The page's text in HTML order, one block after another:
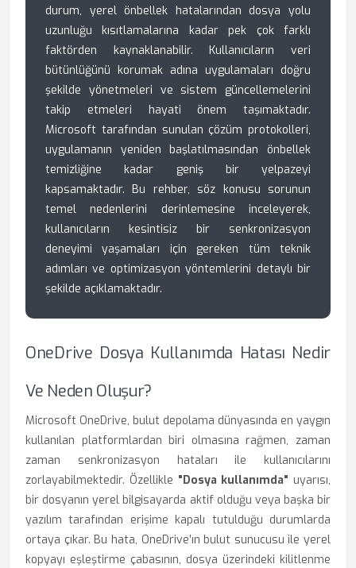
durum, yerel önbellek hatalarından dosya yolu
uzunluğu kısıtlamalarına kadar pek çok farklı
faktörden kaynaklanabilir. Kullanıcıların veri
bütünlüğünü korumak adına uygulamaları doğru
şekilde yönetmeleri ve sistem güncellemelerini
takip etmeleri hayati önem taşımaktadır.
Microsoft tarafından sunulan çözüm protokolleri,
uygulamanın yeniden başlatılmasından önbellek
temizliğine kadar geniş bir yelpazeyi
kapsamaktadır. Bu rehber, söz konusu sorunun
temel nedenlerini derinlemesine inceleyerek,
kullanıcıların kesintisiz bir senkronizasyon
deneyimi yaşamaları için gereken tüm teknik
adımları ve optimizasyon yöntemlerini detaylı bir
şekilde açıklamaktadır.
OneDrive Dosya Kullanımda Hatası Nedir
Ve Neden Oluşur?
Microsoft OneDrive, bulut depolama dünyasında en yaygın
kullanılan platformlardan biri olmasına rağmen, zaman
zaman senkronizasyon hataları ile kullanıcılarını
zorlayabilmektedir. Özellikle "Dosya kullanımda" uyarısı,
bir dosyanın yerel bilgisayarda aktif olduğu veya başka bir
yazılım tarafından erişime kapalı tutulduğu durumlarda
ortaya çıkar. Bu hata, OneDrive’ın bulut sunucusu ile yerel
kopyayı eşleştirme çabasının, dosya üzerindeki kilitlenme